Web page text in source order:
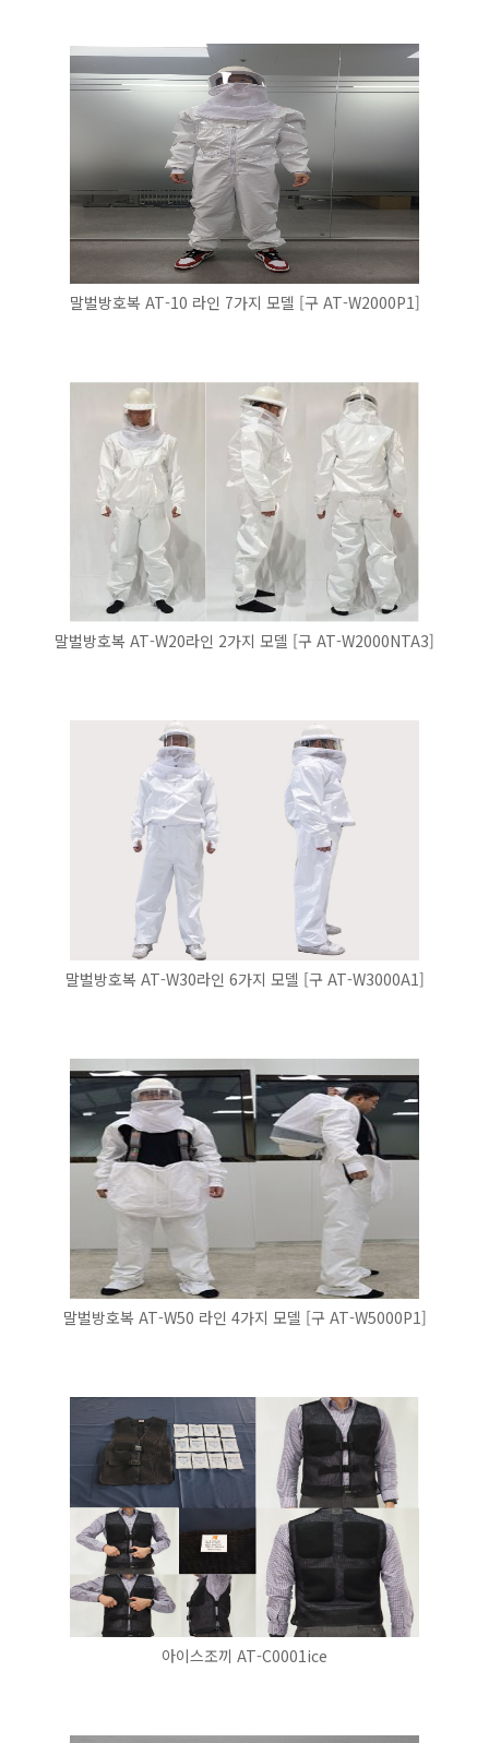
말벌방호복 AT-10 라인 7가지 모델 [구 AT-W2000P1]
말벌방호복 AT-W20라인 2가지 모델 [구 AT-W2000NTA3]
말벌방호복 AT-W30라인 6가지 모델 [구 AT-W3000A1]
말벌방호복 AT-W50 라인 4가지 모델 [구 AT-W5000P1]
아이스조끼 AT-C0001ice